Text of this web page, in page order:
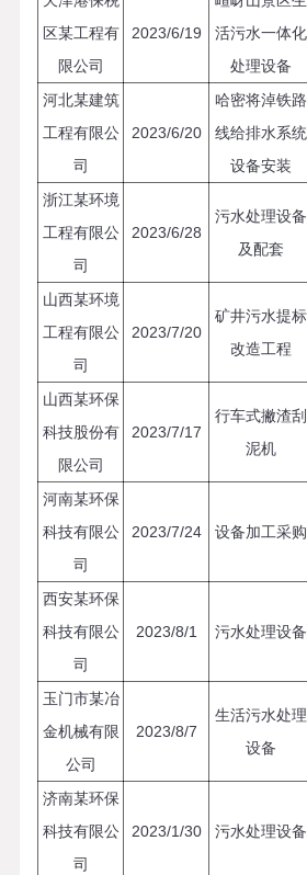
区某工程有
限公司
2023/6/19
活污水一体化
处理设备
河北某建筑
工程有限公
司
2023/6/20
哈密将淖铁路
线给排水系统
设备安装
浙江某环境
工程有限公
司
2023/6/28
污水处理设备
及配套
山西某环境
工程有限公
司
2023/7/20
矿井污水提标
改造工程
山西某环保
科技股份有
限公司
2023/7/17
行车式撇渣刮
泥机
河南某环保
科技有限公
司
2023/7/24 设备加工采购
西安某环保
科技有限公
司
2023/8/1 污水处理设备
玉门市某冶
金机械有限
公司
2023/8/7
生活污水处理
设备
济南某环保
科技有限公
司
2023/1/30 污水处理设备